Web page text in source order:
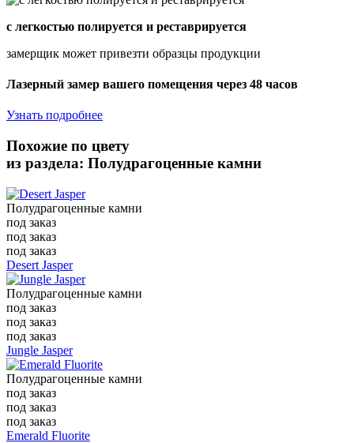
с легкостью полируется и реставрируется
замерщик может привезти образцы продукции
Лазерный замер вашего помещения через 48 часов
Узнать подробнее
Похожие по цвету
из раздела: Полудрагоценные камни
Полудрагоценные камни
под заказ
под заказ
под заказ
Desert Jasper
Полудрагоценные камни
под заказ
под заказ
под заказ
Jungle Jasper
Полудрагоценные камни
под заказ
под заказ
под заказ
Emerald Fluorite